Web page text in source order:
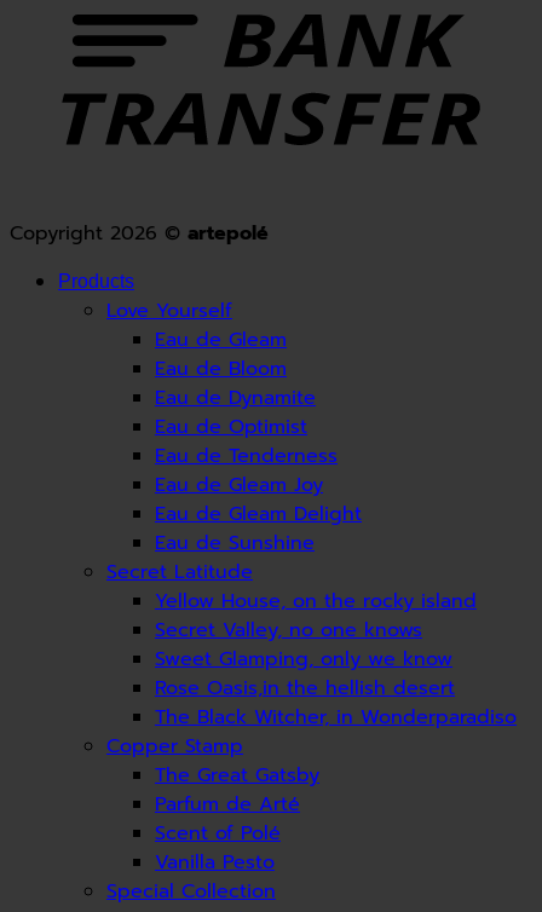
Copyright 2026 © artepolé
Products
Love Yourself
Eau de Gleam
Eau de Bloom
Eau de Dynamite
Eau de Optimist
Eau de Tenderness
Eau de Gleam Joy
Eau de Gleam Delight
Eau de Sunshine
Secret Latitude
Yellow House, on the rocky island
Secret Valley, no one knows
Sweet Glamping, only we know
Rose Oasis,in the hellish desert
The Black Witcher, in Wonderparadiso
Copper Stamp
The Great Gatsby
Parfum de Arté
Scent of Polé
Vanilla Pesto
Special Collection